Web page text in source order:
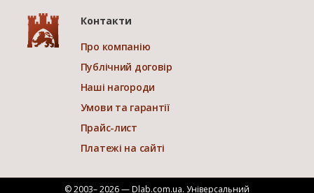
Контакти
Про компанію
Публічний договір
Наші нагороди
Умови та гарантії
Прайс-лист
Платежі на сайті
© 2003– 2026 — Dlab.com.ua. Універсальний